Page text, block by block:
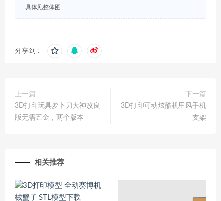
具体见整体图
分享到：
上一篇
3D打印玩具萝卜刀大神改良
版无需五金，两个版本
下一篇
3D打印可动炫酷机甲风手机
支架
相关推荐